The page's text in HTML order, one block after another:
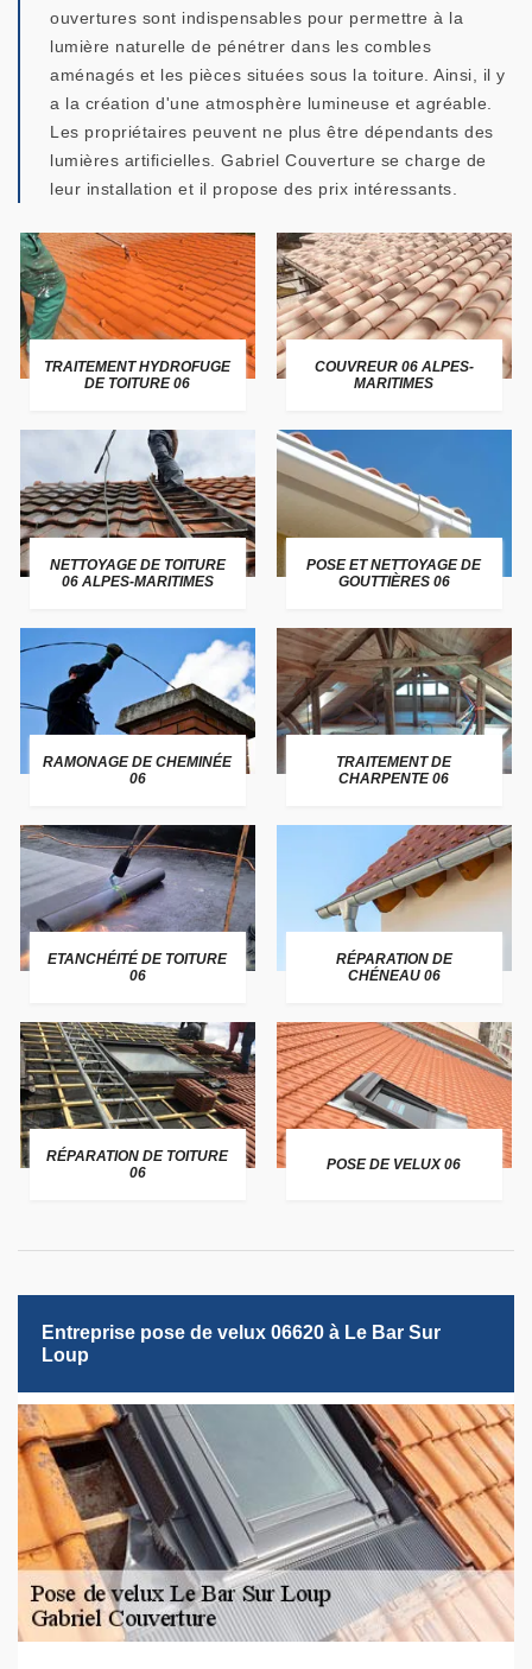
ouvertures sont indispensables pour permettre à la
lumière naturelle de pénétrer dans les combles
aménagés et les pièces situées sous la toiture. Ainsi, il y
a la création d'une atmosphère lumineuse et agréable.
Les propriétaires peuvent ne plus être dépendants des
lumières artificielles. Gabriel Couverture se charge de
leur installation et il propose des prix intéressants.
TRAITEMENT HYDROFUGE
DE TOITURE 06
COUVREUR 06 ALPES-
MARITIMES
NETTOYAGE DE TOITURE
06 ALPES-MARITIMES
POSE ET NETTOYAGE DE
GOUTTIÈRES 06
RAMONAGE DE CHEMINÉE
06
TRAITEMENT DE
CHARPENTE 06
ETANCHÉITÉ DE TOITURE
06
RÉPARATION DE
CHÉNEAU 06
RÉPARATION DE TOITURE
06
POSE DE VELUX 06
Entreprise pose de velux 06620 à Le Bar Sur
Loup